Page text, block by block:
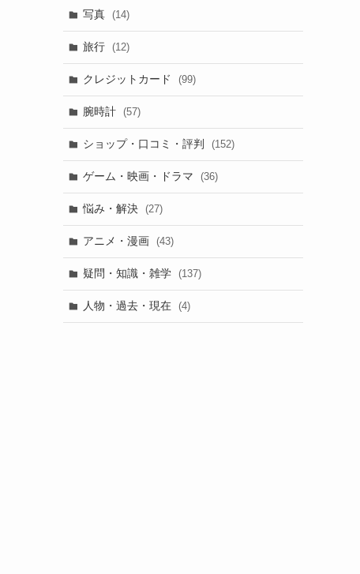
写真 (14)
旅行 (12)
クレジットカード (99)
腕時計 (57)
ショップ・口コミ・評判 (152)
ゲーム・映画・ドラマ (36)
悩み・解決 (27)
アニメ・漫画 (43)
疑問・知識・雑学 (137)
人物・過去・現在 (4)